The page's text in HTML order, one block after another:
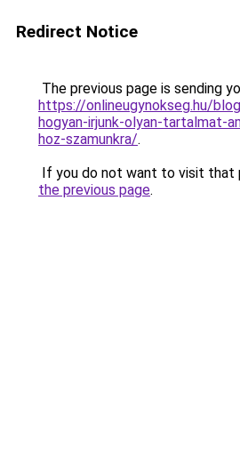
Redirect Notice
The previous page is sending
https://onlineugynokseg.hu/
hogyan-irjunk-olyan-tartalmat-
hoz-szamunkra/.
If you do not want to visit that
the previous page.